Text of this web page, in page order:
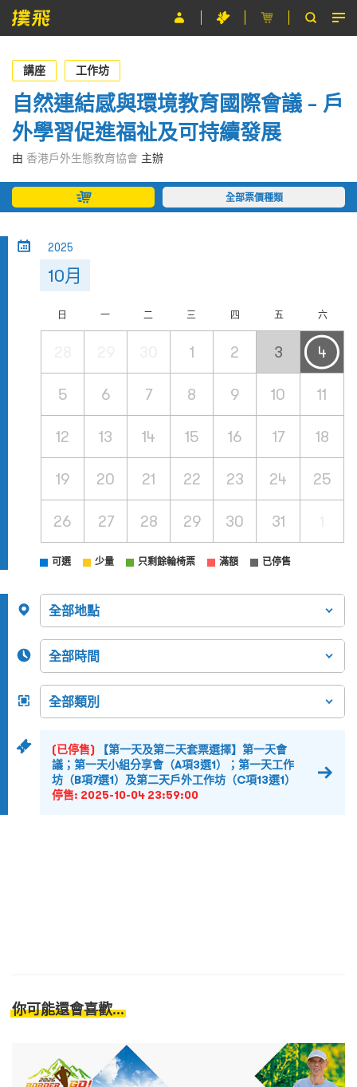
節目
主辦單位
關於撲飛
條款及細則
EN
講座 工作坊
自然連結感與環境教育國際會議 – 戶
外學習促進福祉及可持續發展
由 香港戶外生態教育協會 主辦
全部票價種類
2025
10月
日 一 二 三 四 五 六
1 2 3 4
5 6 7 8 9 10 11
12 13 14 15 16 17 18
19 20 21 22 23 24 25
26 27 28 29 30 31
可選 少量 只剩餘輪椅票 滿額 已停售
(已停售)
【第一天及第二天套票選擇】第一天會
議；第一天小組分享會（A項3選1）；第一天工作
坊（B項7選1）及第二天戶外工作坊（C項13選1）
停售: 2025-10-04 23:59:00
你可能還會喜歡...